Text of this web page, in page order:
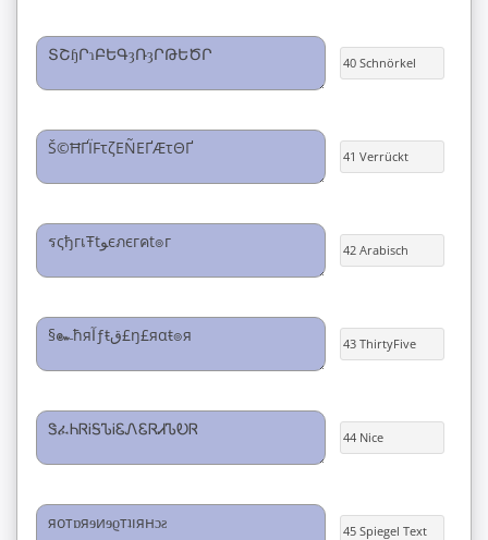
40 Schnörkel
41 Verrückt
42 Arabisch
43 ThirtyFive
44 Nice
45 Spiegel Text